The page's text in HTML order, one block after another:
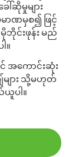
ဆိုမှုများ
မာဏမှစ၍ ဖြင့်
ဘိုင်းဖုန်း မည်
။
အကောင်းဆုံး
များ သို့မဟုတ်
ပါ။